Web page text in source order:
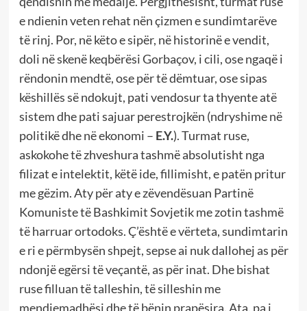
e ndienin veten rehat nën çizmen e sundimtarëve
të rinj. Por, në këto e sipër, në historinë e vendit,
doli në skenë keqbërësi Gorbaçov, i cili, ose ngaqë i
rëndonin mendtë, ose për të dëmtuar, ose sipas
këshillës së ndokujt, pati vendosur ta thyente atë
sistem dhe pati sajuar perestrojkën (ndryshime në
politikë dhe në ekonomi – E.Y.). Turmat ruse,
askokohe të zhveshura tashmë absolutisht nga
filizat e intelektit, këtë ide, fillimisht, e patën pritur
me gëzim. Aty për aty e zëvendësuan Partinë
Komuniste të Bashkimit Sovjetik me zotin tashmë
të harruar ortodoks. Ç’është e vërteta, sundimtarin
e ri e përmbysën shpejt, sepse ai nuk dallohej as për
ndonjë egërsi të veçantë, as për inat. Dhe bishat
ruse filluan të talleshin, të silleshin me
mendjemadhësi dhe të bënin prapësira. Ata, pa i